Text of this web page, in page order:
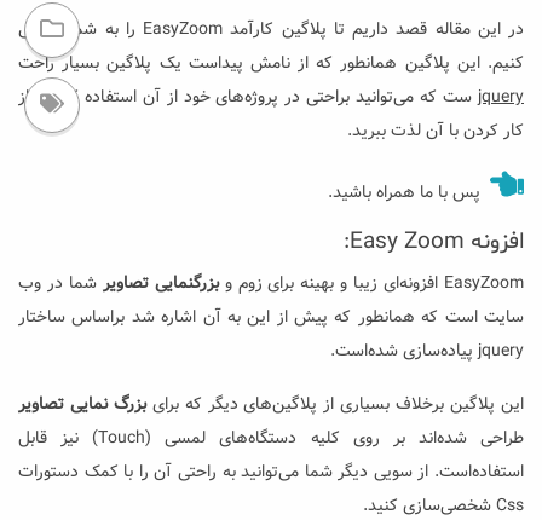
در این مقاله قصد داریم تا پلاگین کارآمد EasyZoom را به شما معرفی
کنیم. این پلاگین همانطور که از نامش پیداست یک پلاگین بسیار راحت
jquery ست که می‌توانید براحتی در پروژه‌های خود از آن استفاده کنید و از
کار کردن با آن لذت ببرید.
پس با ما همراه باشید.
افزونه Easy Zoom:
EasyZoom افزونه‌ای زیبا و بهینه برای زوم و بزرگنمایی تصاویر شما در وب
سایت است که همانطور که پیش از این به آن اشاره شد براساس ساختار
jquery پیاده‌سازی شده‌است.
این پلاگین برخلاف بسیاری از پلاگین‌های دیگر که برایبزرگ نمایی تصاویر
طراحی شده‌اند بر روی کلیه دستگاه‌های لمسی (Touch) نیز قابل
استفاده‌است. از سویی دیگر شما می‌توانید به راحتی آن را با کمک دستورات
Css شخصی‌سازی کنید.